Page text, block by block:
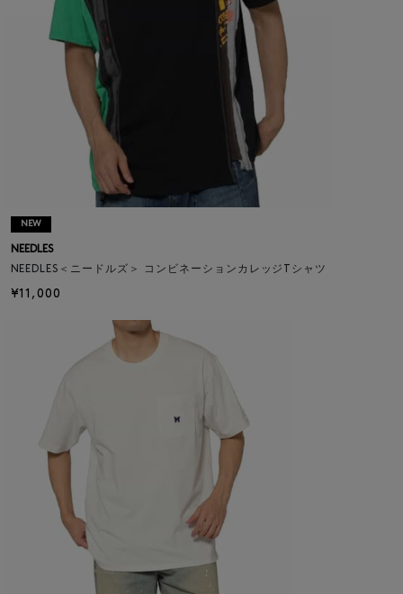
NEW
NEEDLES
NEEDLES＜ニードルズ＞ コンビネーションカレッジTシャツ
¥11,000